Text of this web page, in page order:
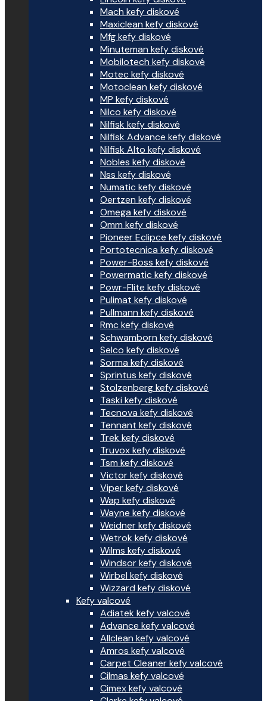
Mach kefy diskové
Maxiclean kefy diskové
Mfg kefy diskové
Minuteman kefy diskové
Mobilotech kefy diskové
Motec kefy diskové
Motoclean kefy diskové
MP kefy diskové
Nilco kefy diskové
Nilfisk kefy diskové
Nilfisk Advance kefy diskové
Nilfisk Alto kefy diskové
Nobles kefy diskové
Nss kefy diskové
Numatic kefy diskové
Oertzen kefy diskové
Omega kefy diskové
Omm kefy diskové
Pioneer Eclipce kefy diskové
Portotecnica kefy diskové
Power-Boss kefy diskové
Powermatic kefy diskové
Powr-Flite kefy diskové
Pulimat kefy diskové
Pullmann kefy diskové
Rmc kefy diskové
Schwamborn kefy diskové
Selco kefy diskové
Sorma kefy diskové
Sprintus kefy diskové
Stolzenberg kefy diskové
Taski kefy diskové
Tecnova kefy diskové
Tennant kefy diskové
Trek kefy diskové
Truvox kefy diskové
Tsm kefy diskové
Victor kefy diskové
Viper kefy diskové
Wap kefy diskové
Wayne kefy diskové
Weidner kefy diskové
Wetrok kefy diskové
Wilms kefy diskové
Windsor kefy diskové
Wirbel kefy diskové
Wizzard kefy diskové
Kefy valcové
Adiatek kefy valcové
Advance kefy valcové
Allclean kefy valcové
Amros kefy valcové
Carpet Cleaner kefy valcové
Cilmas kefy valcové
Cimex kefy valcové